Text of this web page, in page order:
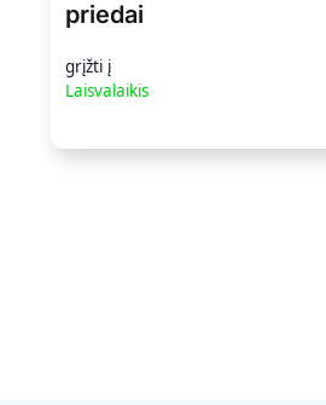
priedai
grįžti į
Laisvalaikis